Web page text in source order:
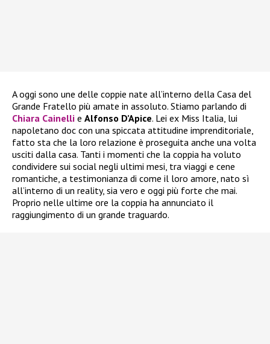
A oggi sono une delle coppie nate all’interno della Casa del
Grande Fratello più amate in assoluto. Stiamo parlando di
Chiara Cainelli e Alfonso D’Apice. Lei ex Miss Italia, lui
napoletano doc con una spiccata attitudine imprenditoriale,
fatto sta che la loro relazione è proseguita anche una volta
usciti dalla casa. Tanti i momenti che la coppia ha voluto
condividere sui social negli ultimi mesi, tra viaggi e cene
romantiche, a testimonianza di come il loro amore, nato sì
all’interno di un reality, sia vero e oggi più forte che mai.
Proprio nelle ultime ore la coppia ha annunciato il
raggiungimento di un grande traguardo.